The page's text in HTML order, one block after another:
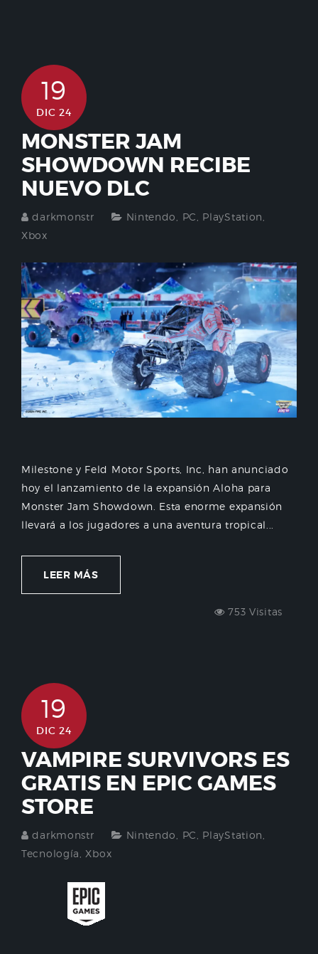
19
DIC 24
MONSTER JAM
SHOWDOWN RECIBE
NUEVO DLC
darkmonstr Nintendo PC PlayStation
Xbox
Milestone y Feld Motor Sports, Inc, han anunciado
hoy el lanzamiento de la expansión Aloha para
Monster Jam Showdown. Esta enorme expansión
llevará a los jugadores a una aventura tropical...
LEER MÁS
753 Visitas
19
DIC 24
VAMPIRE SURVIVORS ES
GRATIS EN EPIC GAMES
STORE
darkmonstr Nintendo, PC, PlayStation,
Tecnología,Xbox